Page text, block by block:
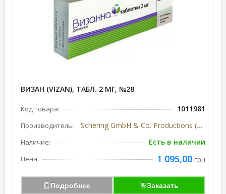
ВИЗАН (VIZAN), ТАБЛ. 2 МГ, №28
Код товара: 1011981
Производитель: Schering GmbH & Co. Productions (Германия)
Наличие: Есть в наличии
Цена: 1 095,00 грн
Подробнее Заказать